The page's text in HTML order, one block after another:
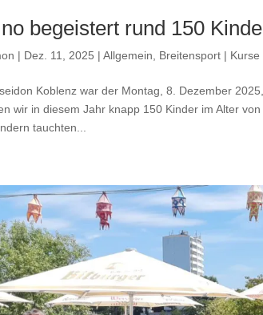
begeistert rund 150
| Dez. 11, 2025 |Allgemein, Breitensport | Kurse
Koblenz war der Montag, 8. Dezember
wir in diesem Jahr knapp 150 Kinder im Alter
tauchten...